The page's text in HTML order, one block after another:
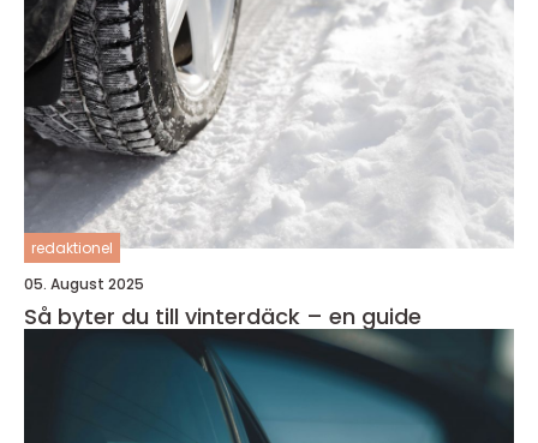
redaktionel
05. August 2025
Så byter du till vinterdäck – en guide